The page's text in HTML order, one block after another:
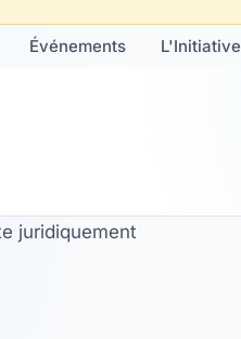
Événements L'Initiative
juridiquement